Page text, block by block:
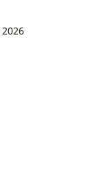
2026